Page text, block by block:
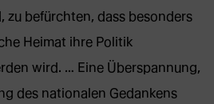
zu befürchten, dass besonders
Heimat ihre Politik
wird. … Eine Überspannung,
des nationalen Gedankens